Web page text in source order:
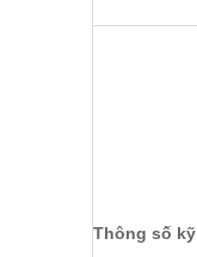
Thông số